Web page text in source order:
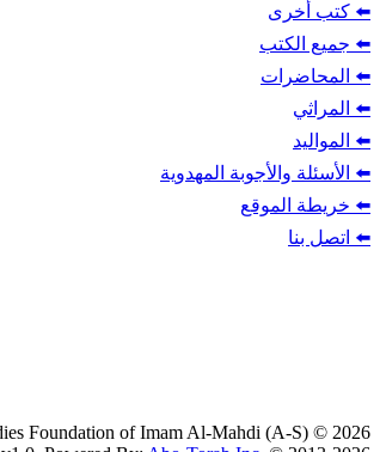
⬅️ كتب أخرى
⬅️ جميع الكتب
⬅️ المحاضرات
⬅️ المراثي
⬅️ المواليد
⬅️ الأسئلة والأجوبة المهدوية
⬅️ خريطة الموقع
⬅️ اتصل بنا
Foundation of Imam Al-Mahdi (A-S) © 2026